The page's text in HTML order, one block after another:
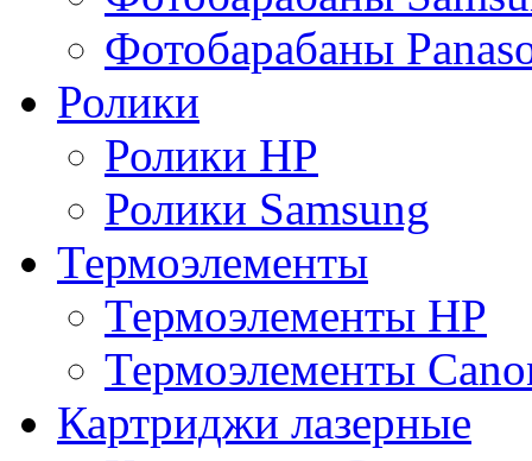
Фотобарабаны
Ролики
Ролики HP
Ролики Samsung
Термоэлементы
Термоэлементы HP
Термоэлементы
Картриджи лазерные